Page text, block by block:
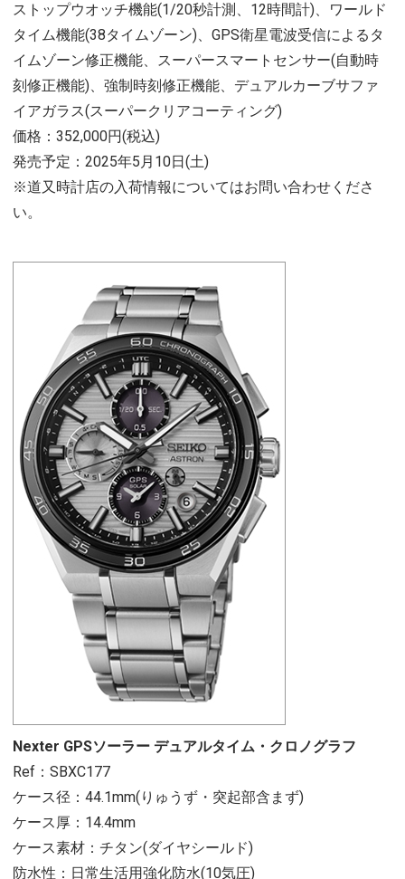
ストップウオッチ機能(1/20秒計測、12時間計)、ワールド
タイム機能(38タイムゾーン)、GPS衛星電波受信によるタ
イムゾーン修正機能、スーパースマートセンサー(自動時
刻修正機能)、強制時刻修正機能、デュアルカーブサファ
イアガラス(スーパークリアコーティング)
価格：352,000円(税込)
発売予定：2025年5月10日(土)
※道又時計店の入荷情報についてはお問い合わせくださ
い。
Nexter GPSソーラー デュアルタイム・クロノグラフ
Ref：SBXC177
ケース径：44.1mm(りゅうず・突起部含まず)
ケース厚：14.4mm
ケース素材：チタン(ダイヤシールド)
防水性：日常生活用強化防水(10気圧)